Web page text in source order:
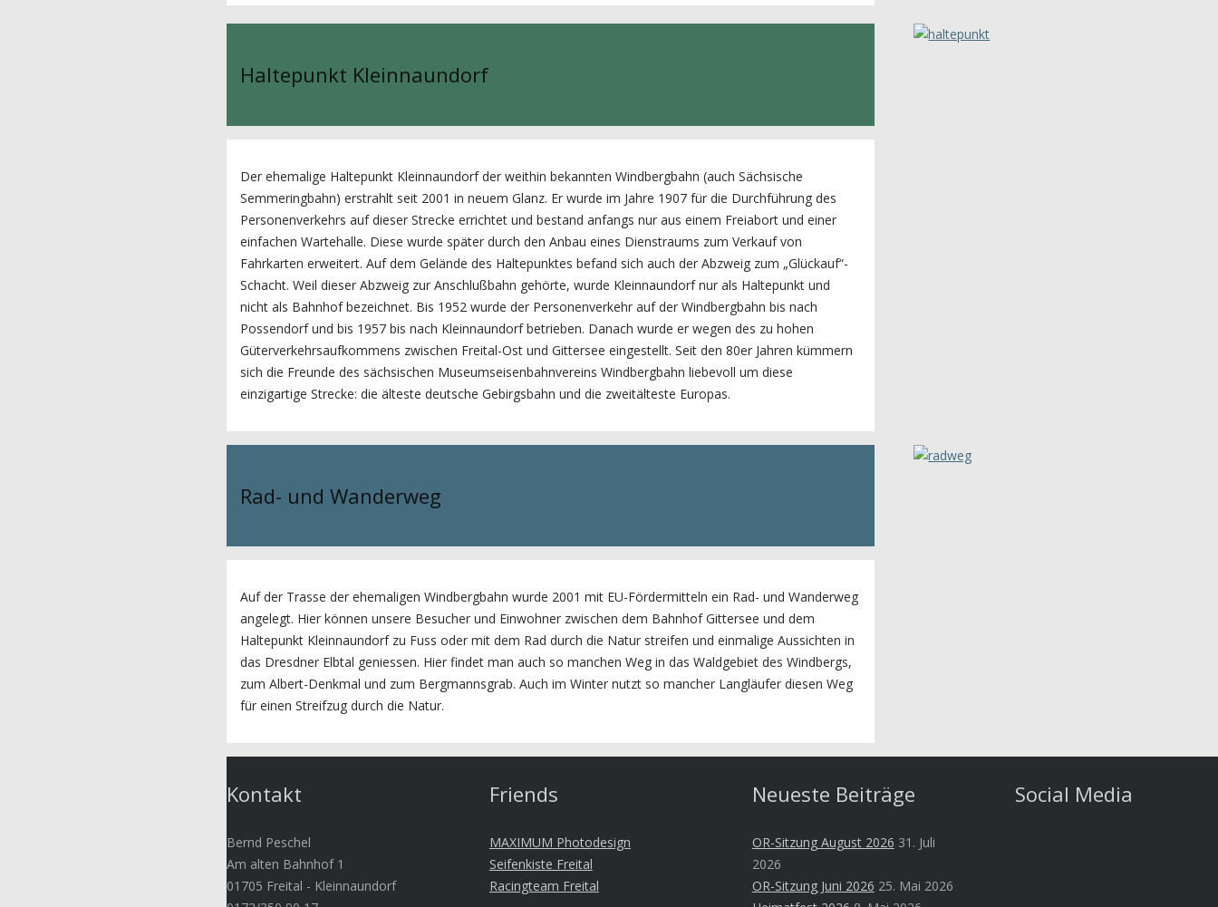
Haltepunkt Kleinnaundorf
Der ehemalige Haltepunkt Kleinnaundorf der weithin bekannten Windbergbahn (auch Sächsische
Semmeringbahn) erstrahlt seit 2001 in neuem Glanz. Er wurde im Jahre 1907 für die Durchführung des
Personenverkehrs auf dieser Strecke errichtet und bestand anfangs nur aus einem Freiabort und einer
einfachen Wartehalle. Diese wurde später durch den Anbau eines Dienstraums zum Verkauf von
Fahrkarten erweitert. Auf dem Gelände des Haltepunktes befand sich auch der Abzweig zum „Glückauf“-
Schacht. Weil dieser Abzweig zur Anschlußbahn gehörte, wurde Kleinnaundorf nur als Haltepunkt und
nicht als Bahnhof bezeichnet. Bis 1952 wurde der Personenverkehr auf der Windbergbahn bis nach
Possendorf und bis 1957 bis nach Kleinnaundorf betrieben. Danach wurde er wegen des zu hohen
Güterverkehrsaufkommens zwischen Freital-Ost und Gittersee eingestellt. Seit den 80er Jahren kümmern
sich die Freunde des sächsischen Museumseisenbahnvereins Windbergbahn liebevoll um diese
einzigartige Strecke: die älteste deutsche Gebirgsbahn und die zweitälteste Europas.
Rad- und Wanderweg
Auf der Trasse der ehemaligen Windbergbahn wurde 2001 mit EU-Fördermitteln ein Rad- und Wanderweg
angelegt. Hier können unsere Besucher und Einwohner zwischen dem Bahnhof Gittersee und dem
Haltepunkt Kleinnaundorf zu Fuss oder mit dem Rad durch die Natur streifen und einmalige Aussichten in
das Dresdner Elbtal geniessen. Hier findet man auch so manchen Weg in das Waldgebiet des Windbergs,
zum Albert-Denkmal und zum Bergmannsgrab. Auch im Winter nutzt so mancher Langläufer diesen Weg
für einen Streifzug durch die Natur.
Kontakt
Bernd Peschel
Am alten Bahnhof 1
01705 Freital - Kleinnaundorf
Friends
MAXIMUM Photodesign
Seifenkiste Freital
Racingteam Freital
Neueste Beiträge
OR-Sitzung August 2026 31. Juli
2026
OR-Sitzung Juni 2026 25. Mai 2026
Social Media